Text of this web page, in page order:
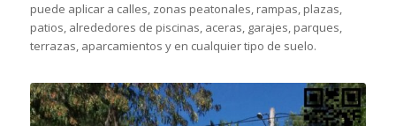
puede aplicar a calles, zonas peatonales, rampas, plazas,
patios, alrededores de piscinas, aceras, garajes, parques,
terrazas, aparcamientos y en cualquier tipo de suelo.